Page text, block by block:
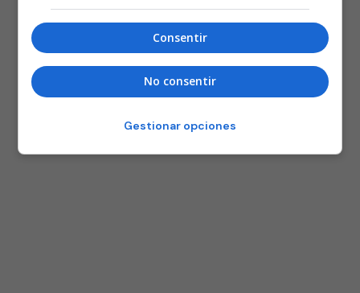
Consentir
No consentir
Gestionar opciones